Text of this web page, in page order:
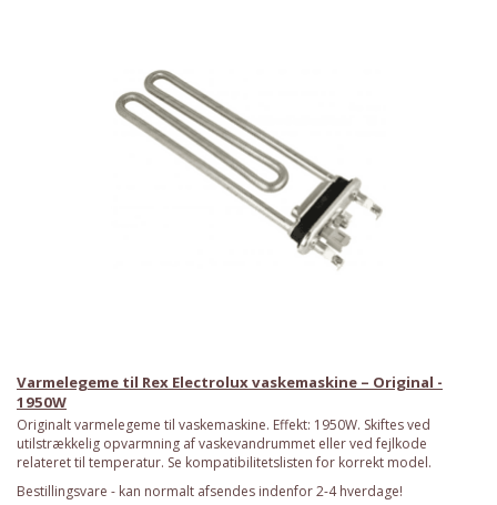
Varmelegeme til Rex Electrolux vaskemaskine – Original -
1950W
Originalt varmelegeme til vaskemaskine. Effekt: 1950W. Skiftes ved
utilstrækkelig opvarmning af vaskevandrummet eller ved fejlkode
relateret til temperatur. Se kompatibilitetslisten for korrekt model.
Bestillingsvare - kan normalt afsendes indenfor 2-4 hverdage!